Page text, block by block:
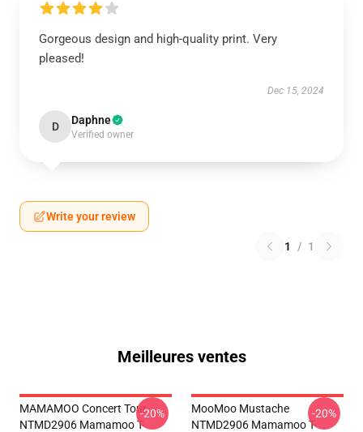
Gorgeous design and high-quality print. Very
pleased!
Dec 15, 2024
D Daphne
Verified owner
Write your review
1 / 1
Meilleures ventes
MAMAMOO Concert Tour
NTMD2906 Mamamoo T-
-20%
MooMoo Mustache
NTMD2906 Mamamoo T-
-20%